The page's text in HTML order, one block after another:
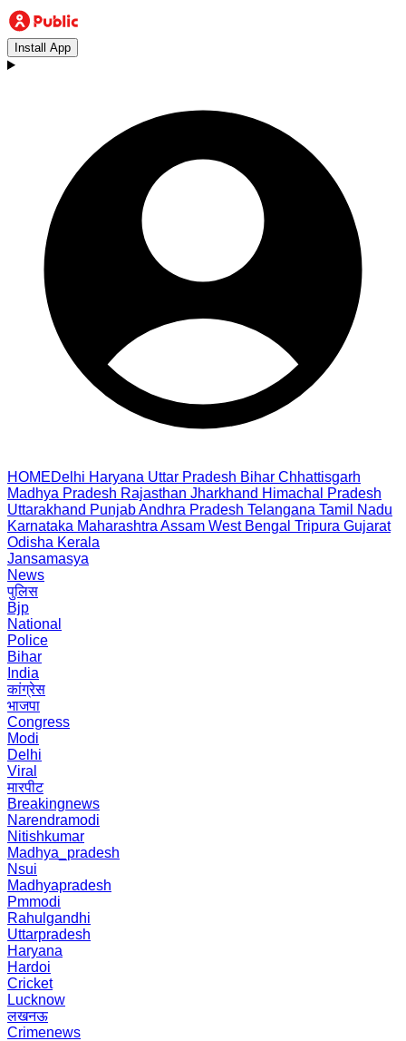
Install App
HOMEDelhi Haryana Uttar Pradesh Bihar Chhattisgarh
Madhya Pradesh Rajasthan Jharkhand Himachal Pradesh
Uttarakhand PunjabAndhra Pradesh Telangana Tamil Nadu
Karnataka Maharashtra Assam West Bengal Tripura Gujarat
Odisha Kerala
Jansamasya
News
पुलिस
Bjp
National
Police
Bihar
India
कांग्रेस
भाजपा
Congress
Modi
Delhi
Viral
मारपीट
Breakingnews
Narendramodi
Nitishkumar
Madhya_pradesh
Nsui
Madhyapradesh
Pmmodi
Rahulgandhi
Uttarpradesh
Haryana
Hardoi
Cricket
Lucknow
लखनऊ
Crimenews